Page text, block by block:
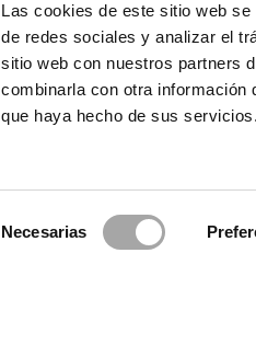
Las cookies de este sitio web
de redes sociales y analizar el
sitio web con nuestros partners
combinarla con otra información
que haya hecho de sus servicios.
Necesarias
© 2026 Rosa Clará